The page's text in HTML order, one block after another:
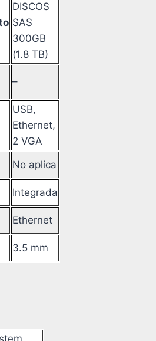
DISCOS
SAS
300GB
(1.8 TB)
–
USB,
Ethernet,
2 VGA
No aplica
Integrada
Ethernet
3.5 mm